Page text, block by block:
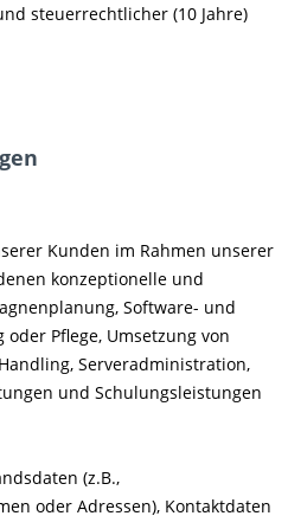
steuerrechtlicher (10 Jahre)
Kunden im Rahmen unserer
konzeptionelle und
Software- und
Pflege, Umsetzung von
Serveradministration,
und Schulungsleistungen
(z.B.,
oder Adressen), Kontaktdaten